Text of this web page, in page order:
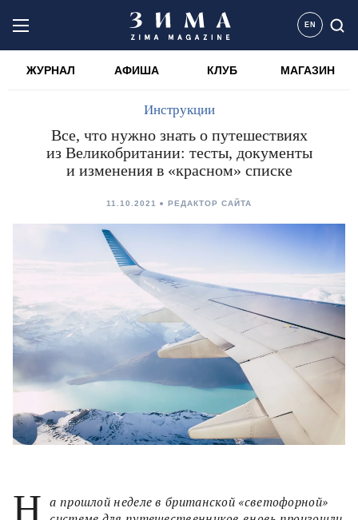
EN
ЖУРНАЛ АФИША КЛУБ МАГАЗИН
Инструкции
Все, что нужно знать о путешествиях
из Великобритании: тесты, документы
и изменения в «красном» списке
11.10.2021 РЕДАКТОР САЙТА
Н а прошлой неделе в британской «светофорной»